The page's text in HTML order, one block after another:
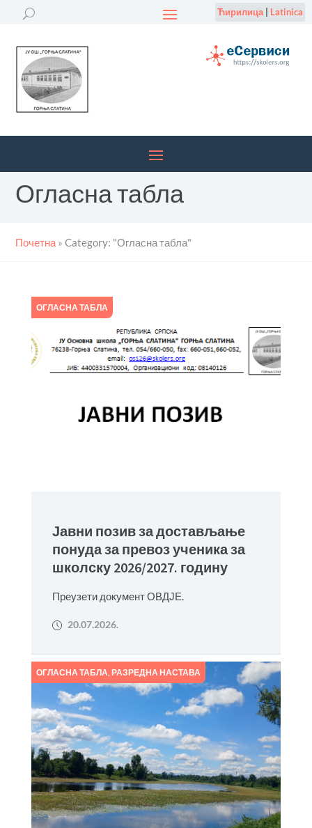
Ћирилица| Latinica
Огласна табла
Почетна »Category: "Огласна табла"
ОГЛАСНА ТАБЛА
Јавни позив за достављање
понуда за превоз ученика за
школску 2026/2027. годину
Преузети документ ОВДЈЕ.
20.07.2026.
ОГЛАСНА ТАБЛА,РАЗРЕДНА НАСТАВА